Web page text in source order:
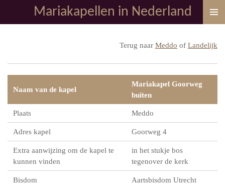
direct
Mariakapellen in Nederland
Terug naar Meddo of Landelijk
Naam van de kapel
Mariakapel Goorweg
buiten
Plaats Meddo
Adres kapel Goorweg 4
Extra aanwijzing om de kapel te
kunnen vinden
in het stukje bos
tegenover de kerk
Bisdom Aartsbisdom Utrecht